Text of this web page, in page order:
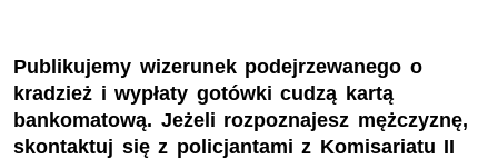
Publikujemy wizerunek podejrzewanego o
kradzież i wypłaty gotówki cudzą kartą
bankomatową. Jeżeli rozpoznajesz mężczyznę,
skontaktuj się z policjantami z Komisariatu II